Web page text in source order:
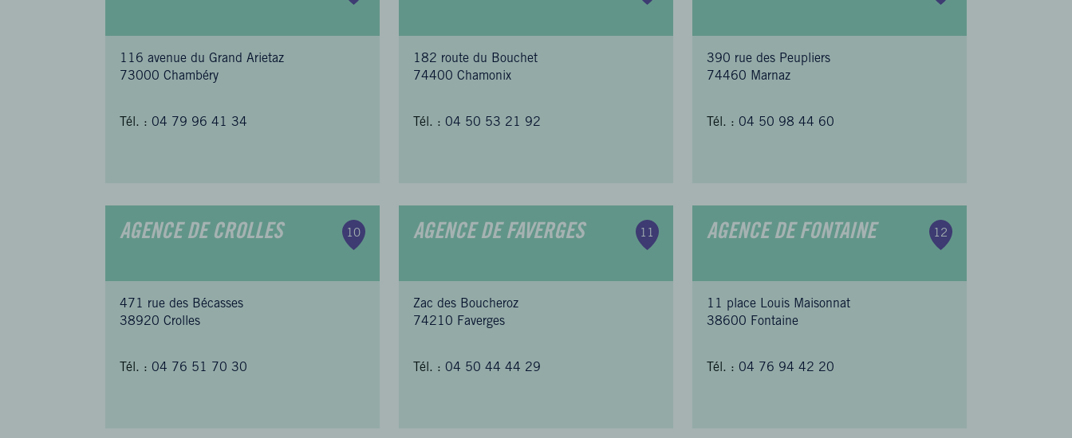
116 avenue du Grand Arietaz
73000 Chambéry
Tél. : 04 79 96 41 34
182 route du Bouchet
74400 Chamonix
Tél. : 04 50 53 21 92
390 rue des Peupliers
74460 Marnaz
Tél. : 04 50 98 44 60
10
AGENCE DE CROLLES
471 rue des Bécasses
38920 Crolles
Tél. : 04 76 51 70 30
11
AGENCE DE FAVERGES
Zac des Boucheroz
74210 Faverges
Tél. : 04 50 44 44 29
12
AGENCE DE FONTAINE
11 place Louis Maisonnat
38600 Fontaine
Tél. : 04 76 94 42 20